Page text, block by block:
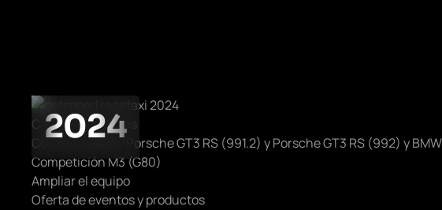
2024
Cambio de coches
Coches usados: Porsche GT3 RS (991.2) y Porsche GT3 RS (992) y BMW
Competición M3 (G80)
Ampliar el equipo
Oferta de eventos y productos